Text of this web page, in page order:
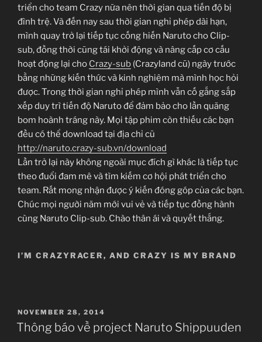
triển cho team Crazy nữa nên thời gian qua tiến độ bị
đình trệ. Và đến nay sau thời gian nghỉ phép dài hạn,
mình quay trở lại tiếp tục cống hiến Naruto cho Clip-
sub, đồng thời cũng tái khởi động và nâng cấp cơ cấu
hoạt động lại cho Crazy-sub (Crazyland cũ) ngày trước
bằng những kiến thức và kinh nghiệm mà mình học hỏi
được. Trong thời gian nghỉ phép mình vẫn cố gắng sắp
xếp duy trì tiến độ Naruto để đảm bảo cho lần quăng
bom hoành tráng này. Mọi tập phim còn thiếu các bạn
đều có thể download tại địa chỉ cũ
http://naruto.crazy-sub.vn/download
Lần trở lại này không ngoài mục đích gì khác là tiếp tục
theo đuổi đam mê và tìm kiếm cơ hội phát triển cho
team. Rất mong nhận được ý kiến đóng góp của các bạn.
Chúc mọi người năm mới vui vẻ và tiếp tục đồng hành
cùng Naruto Clip-sub. Chào thân ái và quyết thắng.
I’M CRAZYRACER, AND CRAZY IS MY BRAND
POSTED
ON
NOVEMBER 28, 2014
Thông báo về project Naruto Shippuuden